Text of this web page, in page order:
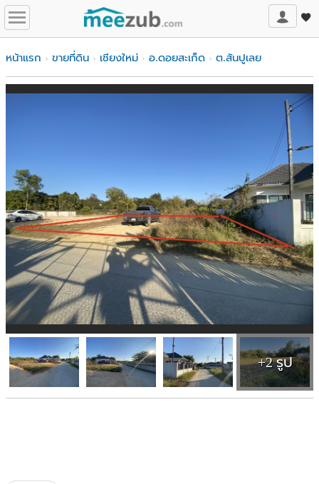
หน้าแรก ขายที่ดิน เชียงใหม่ อ.ดอยสะเก็ด ต.สันปูเลย
+2 รูป